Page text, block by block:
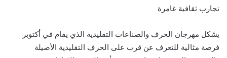
تجارب ثقافية غامرة
يشكل مهرجان الحرف والصناعات التقليدية الذي يقام في أكتوبر
فرصة مثالية للتعرف عن قرب على الحرف التقليدية الأصيلة